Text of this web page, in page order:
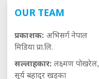
OUR TEAM
प्रकाशक: अभिसर्ग नेपाल
मिडिया प्रा.लि.
सल्लाहकार: लक्ष्मण पोखरेल,
सूर्य बहादुर खड्का